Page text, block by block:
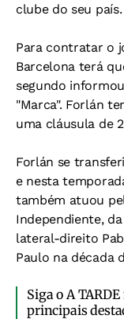
clube do seu país.
Para contratar o
Barcelona terá
segundo
"Marca". Forlán
uma cláusula de
Forlán se
e nesta
também atuou
Independiente,
lateral-direito
Paulo na década
Siga o A
principais